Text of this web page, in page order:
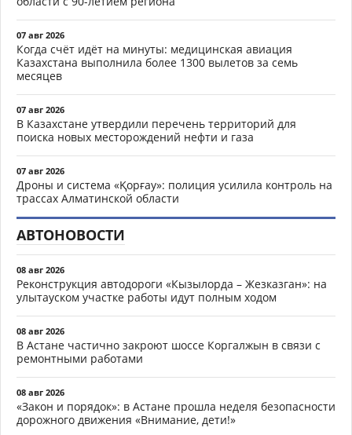
07 авг 2026
Когда счёт идёт на минуты: медицинская авиация
Казахстана выполнила более 1300 вылетов за семь
месяцев
07 авг 2026
В Казахстане утвердили перечень территорий для
поиска новых месторождений нефти и газа
07 авг 2026
Дроны и система «Қорғау»: полиция усилила контроль на
трассах Алматинской области
АВТОНОВОСТИ
08 авг 2026
Реконструкция автодороги «Кызылорда – Жезказган»: на
улытауском участке работы идут полным ходом
08 авг 2026
В Астане частично закроют шоссе Коргалжын в связи с
ремонтными работами
08 авг 2026
«Закон и порядок»: в Астане прошла неделя безопасности
дорожного движения «Внимание, дети!»